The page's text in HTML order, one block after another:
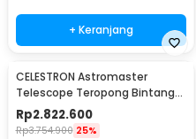
+ Keranjang
CELESTRON Astromaster
Telescope Teropong Bintang
Astronomical - 130EQ
Rp2.822.600
Rp3.754.900 25%